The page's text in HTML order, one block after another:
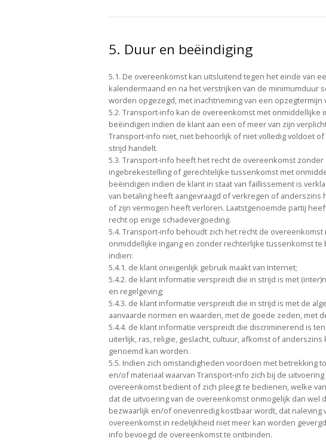
5. Duur en beëindiging
5.1. De overeenkomst kan uitsluitend tegen het einde van
kalendermaand en na het verstrijken van de minimumduur
worden opgezegd, met inachtneming van een opzegtermijn
5.2. Transport-info kan de overeenkomst met onmiddellijke
beëindigen indien de klant aan een of meer van zijn
Transport-info niet, niet behoorlijk of niet volledig voldoet of
strijd handelt.
5.3. Transport-info heeft het recht de overeenkomst zonder
ingebrekestelling of gerechtelijke tussenkomst met
beëindigen indien de klant in staat van faillissement is
van betaling heeft aangevraagd of verkregen of anderszins
of zijn vermogen heeft verloren. Laatstgenoemde partij
recht op enige schadevergoeding.
5.4. Transport-info behoudt zich het recht de overeenkomst
onmiddellijke ingang en zonder rechterlijke tussenkomst te
indien:
5.4.1. de klant oneigenlijk gebruik maakt van Internet;
5.4.2. de klant informatie verspreidt die in strijd is met
en regelgeving;
5.4.3. de klant informatie verspreidt die in strijd is met de
aanvaarde normen en waarden, met de goede zeden, met
5.4.4. de klant informatie verspreidt die discriminerend is
uiterlijk, ras, religie, geslacht, cultuur, afkomst of anderszins
genoemd kan worden.
5.5. Indien zich omstandigheden voordoen met betrekking
en/of materiaal waarvan Transport-info zich bij de uitvoering
overeenkomst bedient of zich pleegt te bedienen, welke
dat de uitvoering van de overeenkomst onmogelijk dan wel
bezwaarlijk en/of onevenredig kostbaar wordt, dat naleving
overeenkomst in redelijkheid niet meer kan worden
info bevoegd de overeenkomst te ontbinden.